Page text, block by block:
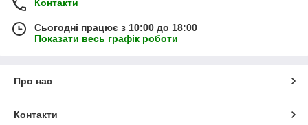
Контакти
Сьогодні працює з 10:00 до 18:00
Показати весь графік роботи
Про нас
Контакти